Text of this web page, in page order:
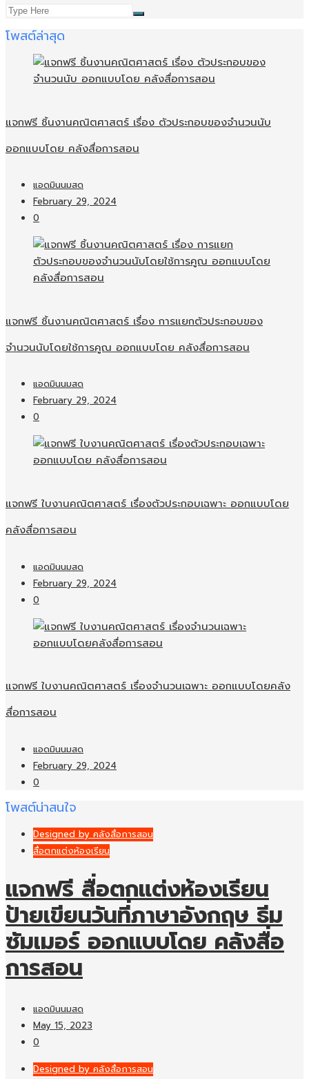
โพสต์ล่าสุด
แจกฟรี ชิ้นงานคณิตศาสตร์ เรื่อง ตัวประกอบของจำนวนนับ
ออกแบบโดย คลังสื่อการสอน
แอดมินนมสด
February 29, 2024
0
แจกฟรี ชิ้นงานคณิตศาสตร์ เรื่อง การแยกตัวประกอบของ
จำนวนนับโดยใช้การคูณ ออกแบบโดย คลังสื่อการสอน
แอดมินนมสด
February 29, 2024
0
แจกฟรี ใบงานคณิตศาสตร์ เรื่องตัวประกอบเฉพาะ ออกแบบโดย
คลังสื่อการสอน
แอดมินนมสด
February 29, 2024
0
แจกฟรี ใบงานคณิตศาสตร์ เรื่องจำนวนเฉพาะ ออกแบบโดยคลัง
สื่อการสอน
แอดมินนมสด
February 29, 2024
0
โพสต์น่าสนใจ
Designed by คลังสื่อการสอน
สื่อตกแต่งห้องเรียน
แจกฟรี สื่อตกแต่งห้องเรียน
ป้ายเขียนวันที่ภาษาอังกฤษ ธีม
ซัมเมอร์ ออกแบบโดย คลังสื่อ
การสอน
แอดมินนมสด
May 15, 2023
0
Designed by คลังสื่อการสอน